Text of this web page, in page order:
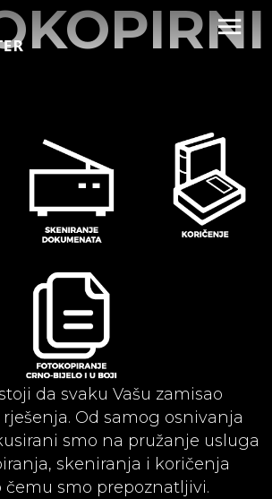
da svaku Vašu zamisao
Od samog osnivanja
smo na pružanje usluga
skeniranja i koričenja
smo prepoznatljivi.